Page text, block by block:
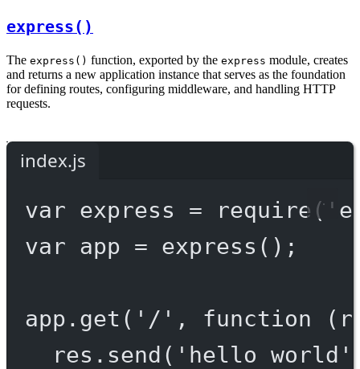
express()
The express() function, exported by the express module, creates
and returns a new application instance that serves as the foundation
for defining routes, configuring middleware, and handling HTTP
requests.
index.js
var express = require (
var app = express ();
app. get ( '/' , function (
res. send ( 'hello world'